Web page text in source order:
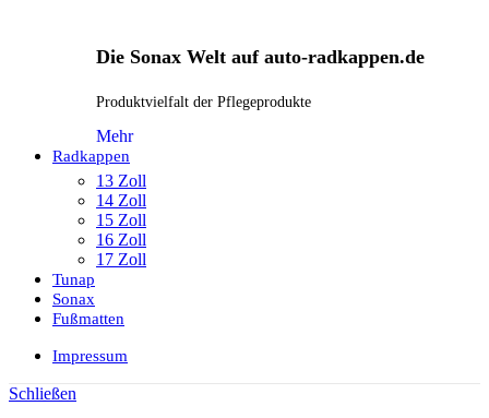
Die Sonax Welt auf auto-radkappen.de
Produktvielfalt der Pflegeprodukte
Mehr
Radkappen
13 Zoll
14 Zoll
15 Zoll
16 Zoll
17 Zoll
Tunap
Sonax
Fußmatten
Impressum
Schließen